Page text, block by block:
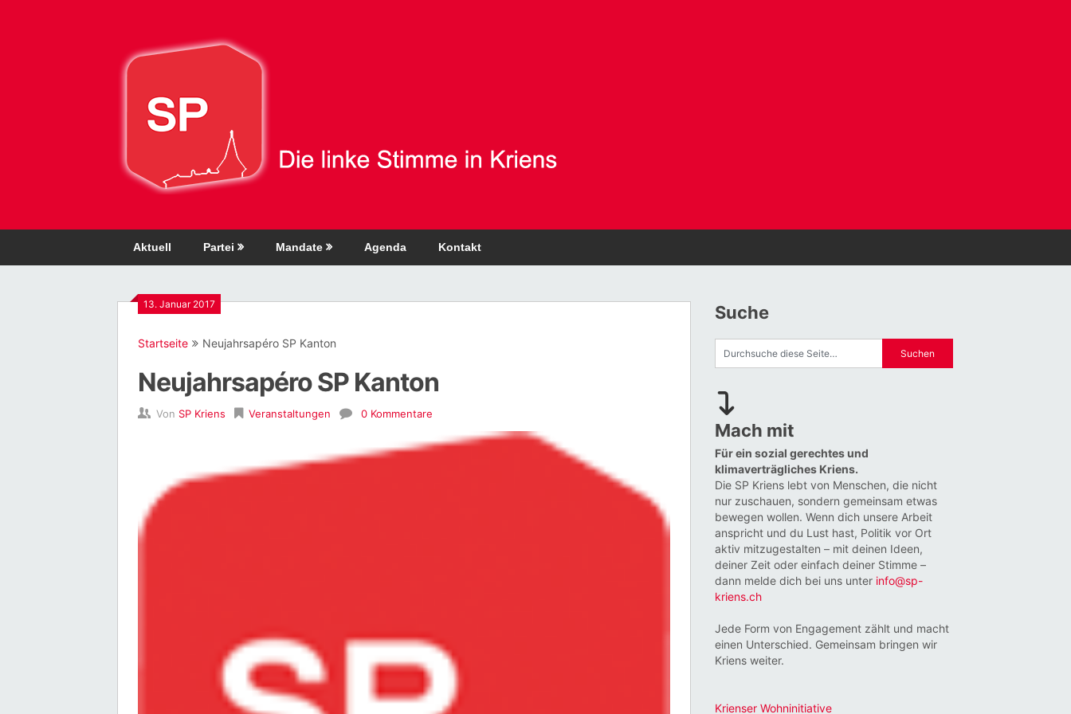
Aktuell Partei Mandate Agenda Kontakt
13. Januar 2017
Startseite Neujahrsapéro SP Kanton
Neujahrsapéro SP Kanton
Von SP Kriens Veranstaltungen 0 Kommentare
Suche
Mach mit
Für ein sozial gerechtes und
klimaverträgliches Kriens.
Die SP Kriens lebt von Menschen, die nicht
nur zuschauen, sondern gemeinsam etwas
bewegen wollen. Wenn dich unsere Arbeit
anspricht und du Lust hast, Politik vor Ort
aktiv mitzugestalten – mit deinen Ideen,
deiner Zeit oder einfach deiner Stimme –
dann melde dich bei uns unter info@sp-
kriens.ch
Jede Form von Engagement zählt und macht
einen Unterschied. Gemeinsam bringen wir
Kriens weiter.
Krienser Wohninitiative